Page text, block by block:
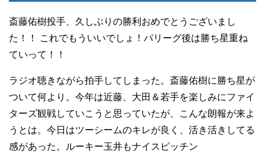
斎藤佑樹投手、久しぶりの勝利おめでとうございまし
た！！ これでもういいでしょ！パリーグ後は勝ち星重ね
ていって！！
ラジオ聴きながら拍手してしまった。斎藤佑樹に勝ち星が
ついて何より。今年は近藤、大田＆若手を楽しみにファイ
ターズ観戦していこうと思っていたが、こんな朗報が来よ
うとは。今日はツーシームのキレが良く、活き活きしてる
感があった。ルーキー玉井もナイスピッチン